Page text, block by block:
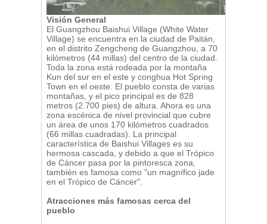
Visión General
El Guangzhou Baishui Village (White Water
Village) se encuentra en la ciudad de Paitán,
en el distrito Zengcheng de Guangzhou, a 70
kilómetros (44 millas) del centro de la ciudad.
Toda la zona está rodeada por la montaña
Kun del sur en el este y conghua Hot Spring
Town en el oeste. El pueblo consta de varias
montañas, y el pico principal es de 828
metros (2.700 pies) de altura. Ahora es una
zona escénica de nivel provincial que cubre
un área de unos 170 kilómetros cuadrados
(66 millas cuadradas). La principal
característica de Baishui Villages es su
hermosa cascada, y debido a que el Trópico
de Cáncer pasa por la pintoresca zona,
también es famosa como "un magnífico jade
en el Trópico de Cáncer".
Atracciones más famosas cerca del
pueblo